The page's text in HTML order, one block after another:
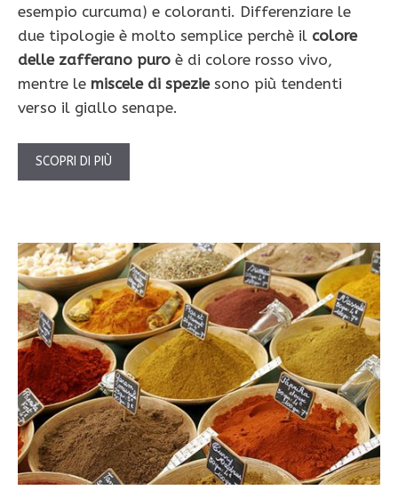
esempio curcuma) e coloranti. Differenziare le
due tipologie è molto semplice perchè il colore
delle zafferano puro è di colore rosso vivo,
mentre le miscele di speziesono più tendenti
verso il giallo senape.
SCOPRI DI PIÙ